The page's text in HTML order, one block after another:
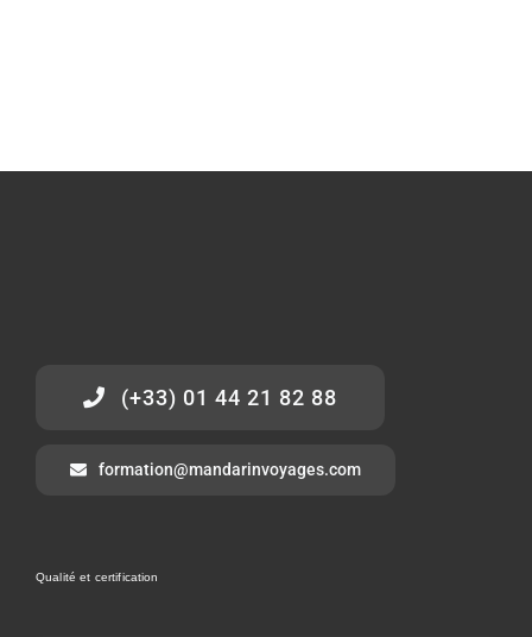
(+33) 01 44 21 82 88
formation@mandarinvoyages.com
Qualité et certification